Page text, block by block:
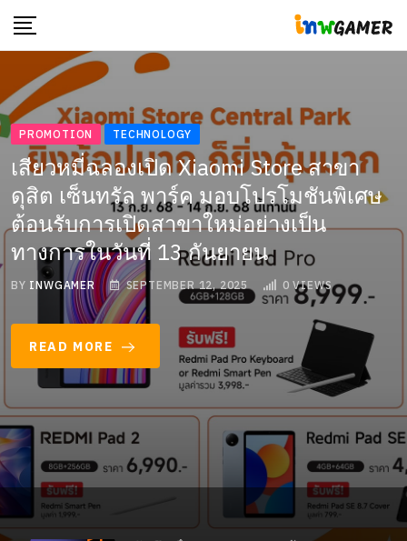
PROMOTION TECHNOLOGY
เสียวหมี่ฉลองเปิด Xiaomi Store สาขา
ดุสิต เซ็นทรัล พาร์ค มอบโปรโมชันพิเศษ
ต้อนรับการเปิดสาขาใหม่อย่างเป็น
ทางการในวันที่ 13 กันยายน
BY INWGAMER SEPTEMBER 12, 2025 0 VIEWS
READ MORE
TECHNOLOGY